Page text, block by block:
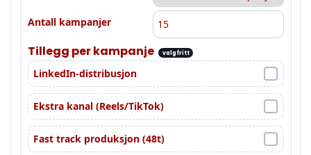
Antall kampanjer
Tillegg per kampanje valgfritt
LinkedIn-distribusjon
Ekstra kanal (Reels/TikTok)
Fast track produksjon (48t)